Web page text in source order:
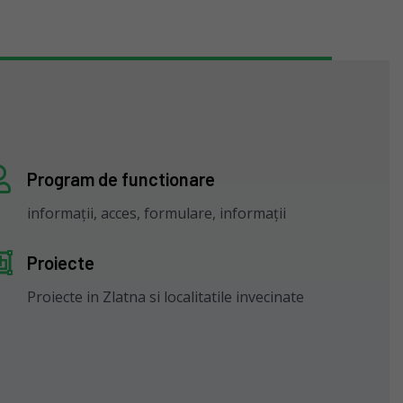
Program de functionare
informații, acces, formulare, informații
Proiecte
Proiecte in Zlatna si localitatile invecinate